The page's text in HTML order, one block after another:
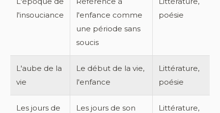
l'insouciance
l'enfance comme
une période sans
soucis
poésie
L'aube de la
vie
Le début de la vie,
l'enfance
Littérature,
poésie
Les jours de
Les jours de son
Littérature,